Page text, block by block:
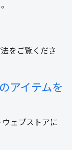
をご覧くださ
アイテムを
ェブストアに